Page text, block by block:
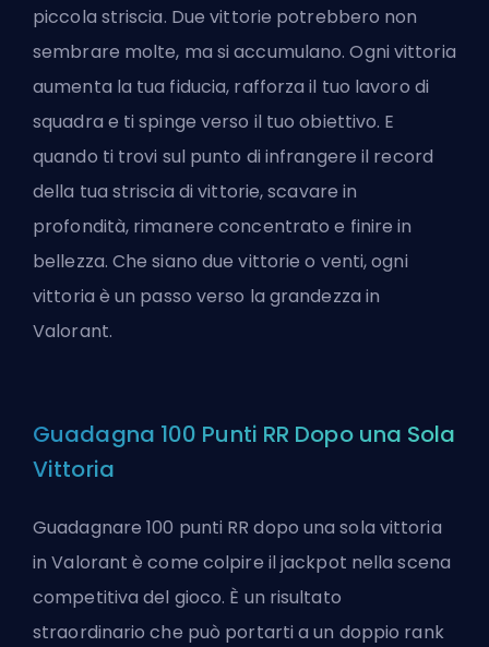
piccola striscia. Due vittorie potrebbero non
sembrare molte, ma si accumulano. Ogni vittoria
aumenta la tua fiducia, rafforza il tuo lavoro di
squadra e ti spinge verso il tuo obiettivo. E
quando ti trovi sul punto di infrangere il record
della tua striscia di vittorie, scavare in
profondità, rimanere concentrato e finire in
bellezza. Che siano due vittorie o venti, ogni
vittoria è un passo verso la grandezza in
Valorant.
Guadagna 100 Punti RR Dopo una Sola
Vittoria
Guadagnare 100 punti RR dopo una sola vittoria
in Valorant è come colpire il jackpot nella scena
competitiva del gioco. È un risultato
straordinario che può portarti a un doppio rank